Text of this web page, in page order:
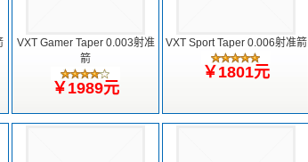
VXT Gamer Taper 0.003射准
箭
￥1989元
VXT Sport Taper 0.006射准箭
￥1801元